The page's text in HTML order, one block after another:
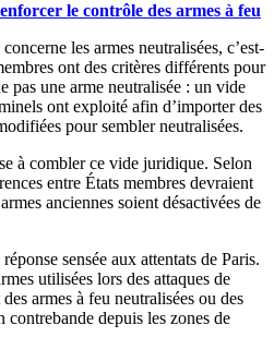
le contrôle des armes à feu
les armes neutralisées, c’est-
ont des critères différents pour
pas une arme neutralisée : un vide
ont exploité afin d’importer des
pour sembler neutralisées.
à combler ce vide juridique. Selon
entre États membres devraient
anciennes soient désactivées de
sensée aux attentats de Paris.
utilisées lors des attaques de
armes à feu neutralisées ou des
contrebande depuis les zones de